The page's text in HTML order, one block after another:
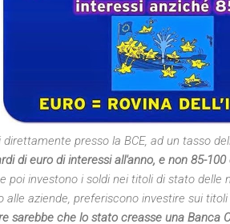
presso la BCE, ad un tasso
di euro di interessi all'anno, e non 85-
poi investono i soldi nei titoli di stato delle
alle aziende, preferiscono investire sui
sarebbe che lo stato creasse una Banca